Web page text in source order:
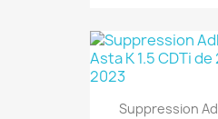
Suppression